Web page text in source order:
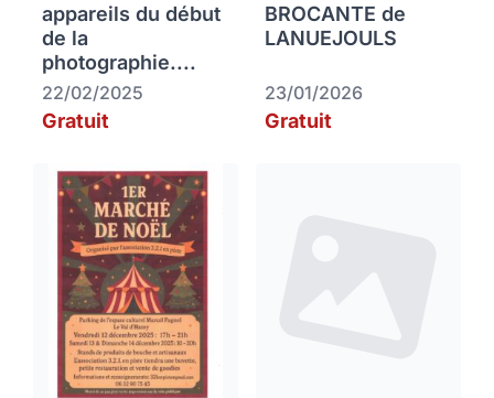
appareils du début
de la
photographie....
22/02/2025
Gratuit
BROCANTE de
LANUEJOULS
23/01/2026
Gratuit